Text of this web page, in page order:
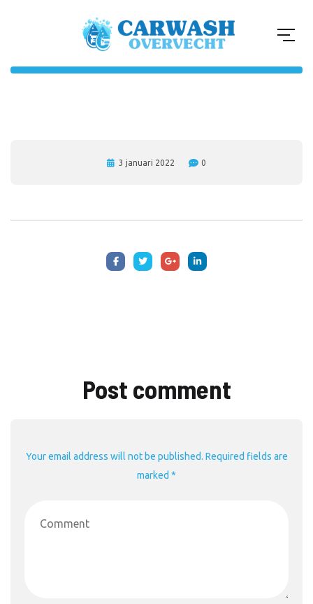
3 januari 2022 0
Post comment
Your email address will not be published. Required fields are
marked *